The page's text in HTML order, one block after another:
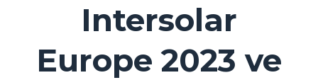
Intersolar
Europe 2023 ve